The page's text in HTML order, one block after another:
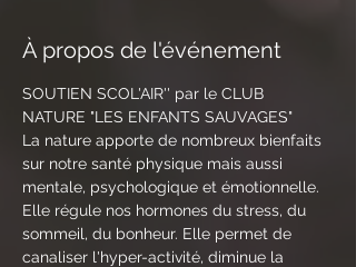
À propos de l'événement
SOUTIEN SCOL'AIR'' par le CLUB
NATURE "LES ENFANTS SAUVAGES"
La nature apporte de nombreux bienfaits
sur notre santé physique mais aussi
mentale, psychologique et émotionnelle.
Elle régule nos hormones du stress, du
sommeil, du bonheur. Elle permet de
canaliser l'hyper-activité, diminue la